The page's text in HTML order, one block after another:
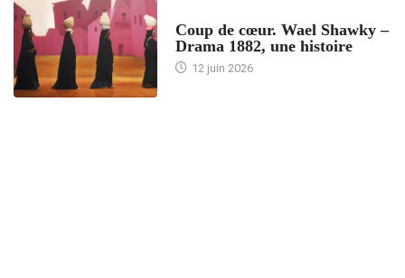
Coup de cœur. Wael Shawky –
Drama 1882, une histoire
12 juin 2026